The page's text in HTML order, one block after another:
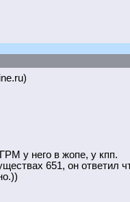
у него в жопе, у кпп.
651, он ответил